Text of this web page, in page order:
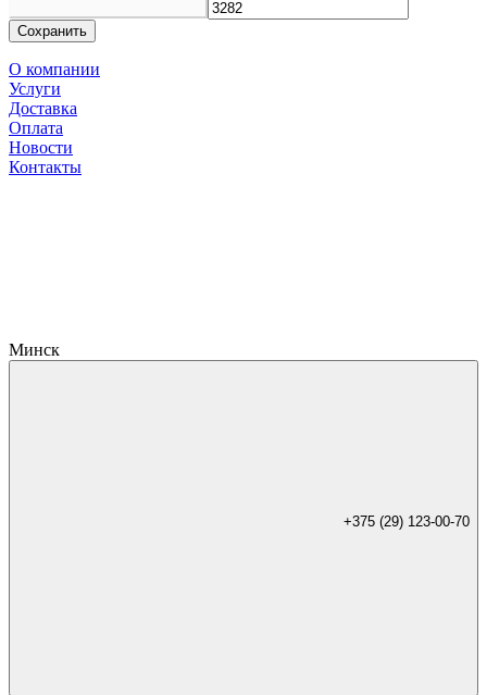
Сохранить
О компании
Услуги
Доставка
Оплата
Новости
Контакты
Минск
+375 (29) 123-00-70